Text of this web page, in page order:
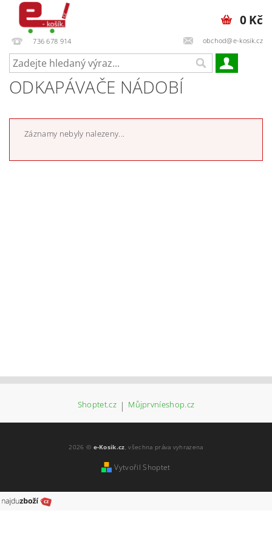
736 678 914 obchod@e-kosik.cz
0 Kč
ODKAPÁVAČE NÁDOBÍ
Záznamy nebyly nalezeny...
Shoptet.cz | Můjprvníeshop.cz
2026 © e-Kosik.cz, všechna práva vyhrazena
Vytvořil Shoptet